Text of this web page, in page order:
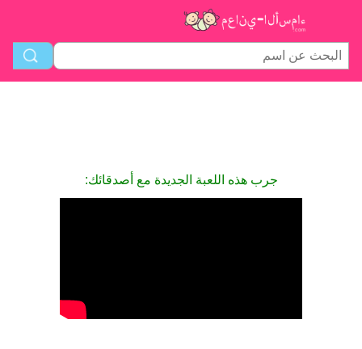
جرب هذه اللعبة الجديدة مع أصدقائك: